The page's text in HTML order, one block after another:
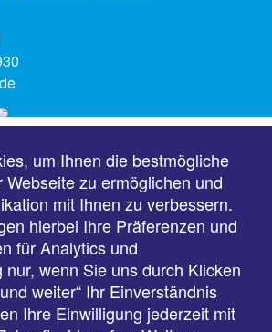
um Ihnen die bestmögliche
Webseite zu ermöglichen und
mit Ihnen zu verbessern.
hierbei Ihre Präferenzen und
für Analytics und
nur, wenn Sie uns durch Klicken
weiter“ Ihr Einverständnis
Ihre Einwilligung jederzeit mit